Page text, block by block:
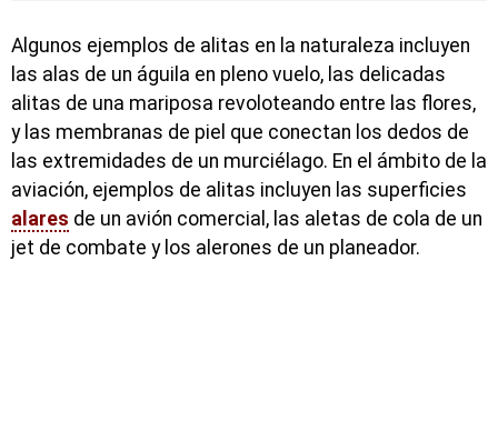
Algunos ejemplos de alitas en la naturaleza incluyen
las alas de un águila en pleno vuelo, las delicadas
alitas de una mariposa revoloteando entre las flores,
y las membranas de piel que conectan los dedos de
las extremidades de un murciélago. En el ámbito de la
aviación, ejemplos de alitas incluyen las superficies
alares de un avión comercial, las aletas de cola de un
jet de combate y los alerones de un planeador.